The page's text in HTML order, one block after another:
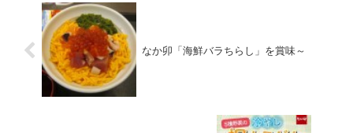
なか卯「海鮮バラちらし」を賞味～